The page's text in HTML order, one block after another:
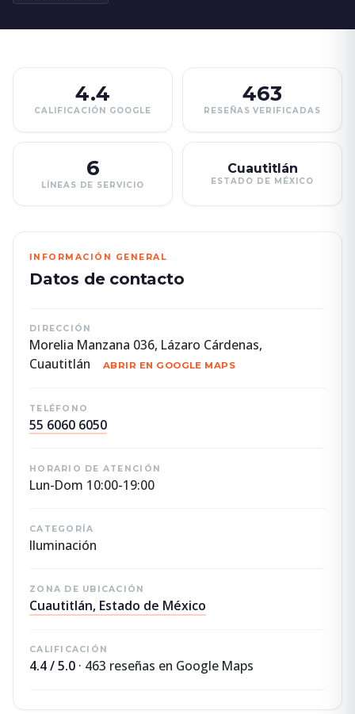
4.4
CALIFICACIÓN GOOGLE
463
RESEÑAS VERIFICADAS
6
LÍNEAS DE SERVICIO
Cuautitlán
ESTADO DE MÉXICO
INFORMACIÓN GENERAL
Datos de contacto
DIRECCIÓN
Morelia Manzana 036, Lázaro Cárdenas,
Cuautitlán
ABRIR EN GOOGLE MAPS
TELÉFONO
55 6060 6050
HORARIO DE ATENCIÓN
Lun-Dom 10:00-19:00
CATEGORÍA
Iluminación
ZONA DE UBICACIÓN
Cuautitlán, Estado de México
CALIFICACIÓN
4.4 / 5.0 · 463 reseñas en Google Maps